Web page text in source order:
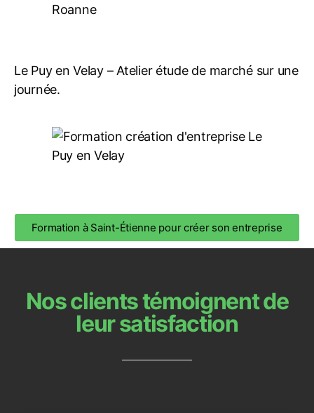
Le Puy en Velay – Atelier étude de marché sur une
journée.
Formation à Saint-Étienne pour créer son entreprise
Nos clients témoignent de
leur satisfaction